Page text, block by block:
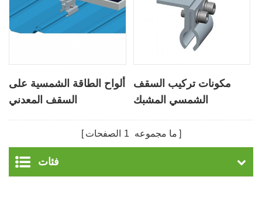
ألواح الطاقة الشمسية على
السقف المعدني
مكونات تركيب السقف
الشمسي المشبك
ما مجموعه 1 الصفحات
فئات